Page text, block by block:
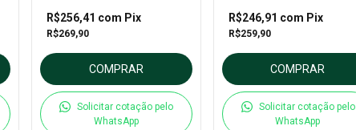
R$269,90
R$256,41 com Pix
COMPRAR
Solicitar cotação pelo
WhatsApp
R$259,90
R$246,91 com Pix
COMPRAR
Solicitar cotação pelo
WhatsApp